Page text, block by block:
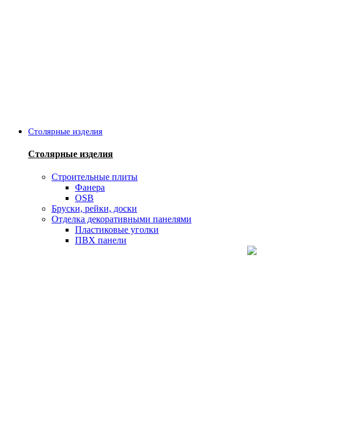
Столярные изделия
Столярные изделия
Строительные плиты
Фанера
OSB
Бруски, рейки, доски
Отделка декоративными панелями
Пластиковые уголки
ПВХ панели